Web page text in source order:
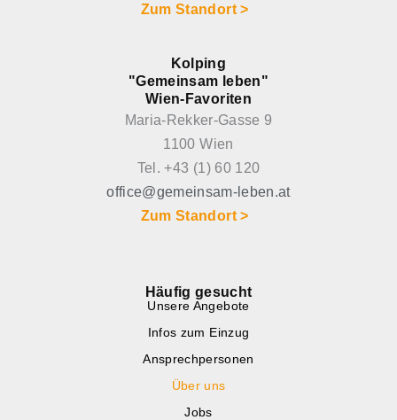
Zum Standort >
Kolping
"Gemeinsam leben"
Wien-Favoriten
Maria-Rekker-Gasse 9
1100 Wien
Tel. +43 (1) 60 120
office@gemeinsam-leben.at
Zum Standort >
Häufig gesucht
Unsere Angebote
Infos zum Einzug
Ansprechpersonen
Über uns
Jobs